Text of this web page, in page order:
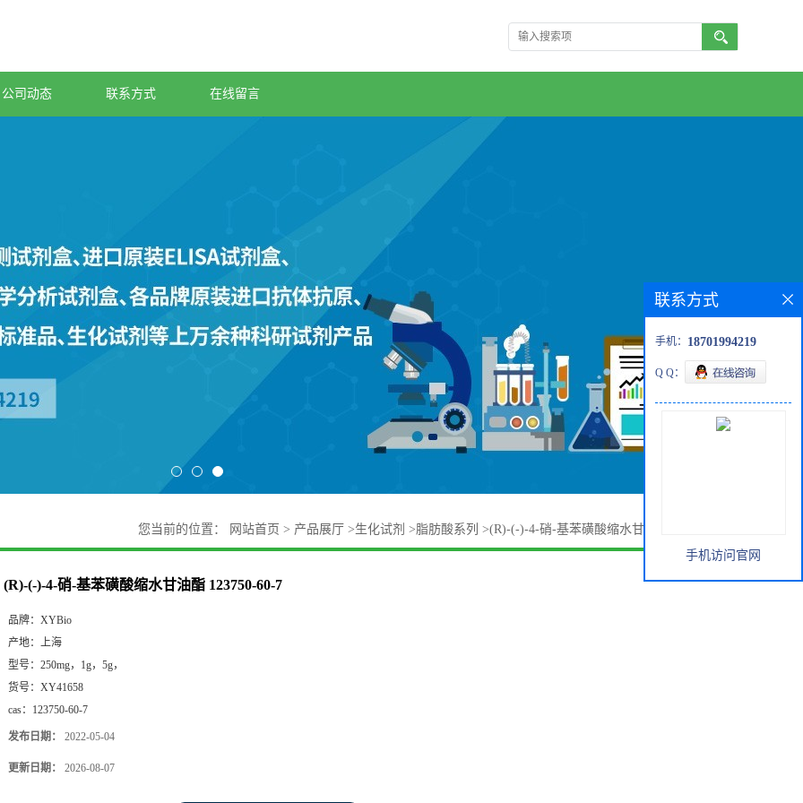
公司动态 联系方式 在线留言
您当前的位置： 网站首页 > 产品展厅 >生化试剂 >脂肪酸系列 >(R)-(-)-4-硝-基苯磺酸缩水甘油酯 123750-60-7
(R)-(-)-4-硝-基苯磺酸缩水甘油酯 123750-60-7
品牌： XYBio
产地： 上海
型号： 250mg，1g，5g，
货号： XY41658
cas： 123750-60-7
发布日期： 2022-05-04
更新日期： 2026-08-07
联系方式
手机： 18701994219
Q Q：
手机访问官网